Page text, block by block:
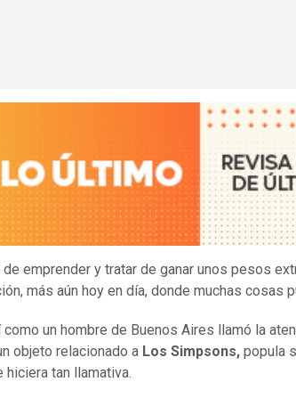
de emprender y tratar de ganar unos pesos
más aún hoy en día, donde muchas cosas
como un hombre de Buenos Aires llamó la
objeto relacionado a Los Simpsons, popula
hiciera tan llamativa.